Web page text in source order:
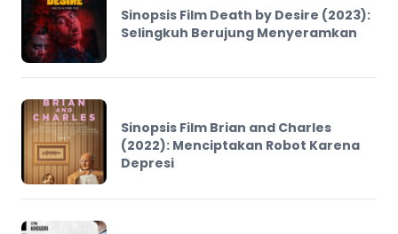
Sinopsis Film Death by Desire (2023):
Selingkuh Berujung Menyeramkan
Sinopsis Film Brian and Charles
(2022): Menciptakan Robot Karena
Depresi